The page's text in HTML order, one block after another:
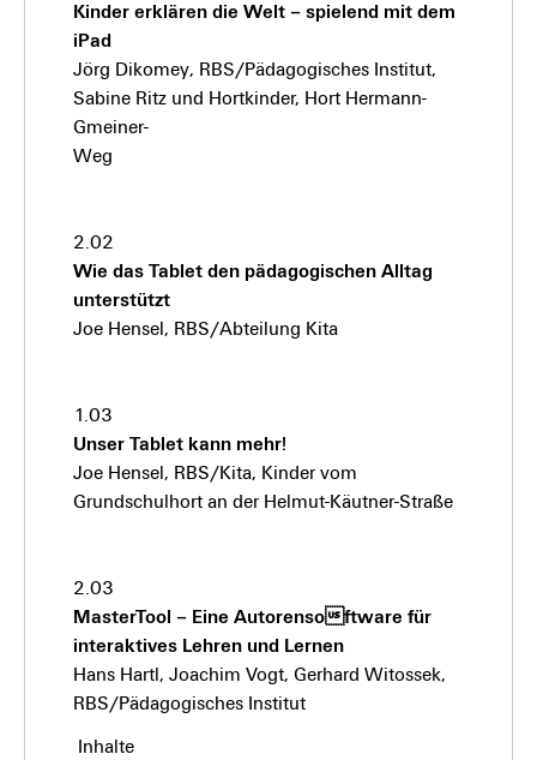
Kinder erklären die Welt – spielend mit dem
iPad
Jörg Dikomey, RBS/Pädagogisches Institut,
Sabine Ritz und Hortkinder, Hort Hermann-
Gmeiner-
Weg
2.02
Wie das Tablet den pädagogischen Alltag
unterstützt
Joe Hensel, RBS/Abteilung Kita
1.03
Unser Tablet kann mehr!
Joe Hensel, RBS/Kita, Kinder vom
Grundschulhort an der Helmut-Käutner-Straße
2.03
MasterTool – Eine Autorensoftware für
interaktives Lehren und Lernen
Hans Hartl, Joachim Vogt, Gerhard Witossek,
RBS/Pädagogisches Institut
Inhalte